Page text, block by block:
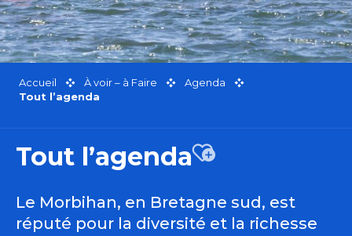
Accueil À voir – à Faire
Agenda
Tout l’agenda
Tout l’agendaAjouter aux
Le Morbihan, en Bretagne sud, est
réputé pour la diversité et la richesse